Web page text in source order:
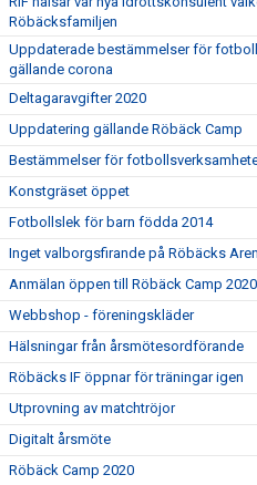
Röbäcksfamiljen
Uppdaterade bestämmelser för
gällande corona
Deltagaravgifter 2020
Uppdatering gällande Röbäck Camp
Bestämmelser för
Konstgräset öppet
Fotbollslek för barn födda 2014
Inget valborgsfirande på Röbäcks
Anmälan öppen till Röbäck Camp
Webbshop - föreningskläder
Hälsningar från årsmötesordförande
Röbäcks IF öppnar för träningar igen
Utprovning av matchtröjor
Digitalt årsmöte
Röbäck Camp 2020